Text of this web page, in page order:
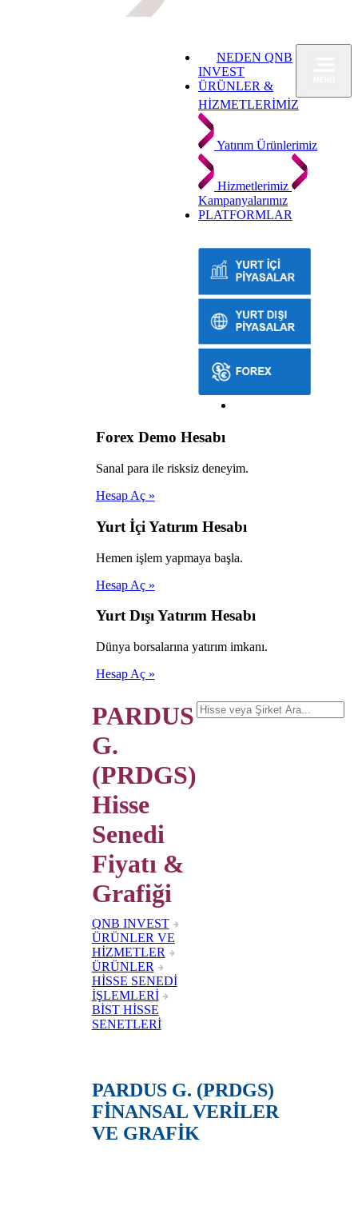
NEDEN QNB
INVEST
ÜRÜNLER &
HİZMETLERİMİZ
Yatırım Ürünlerimiz
Hizmetlerimiz
Kampanyalarımız
PLATFORMLAR
Forex Demo Hesabı
Sanal para ile risksiz deneyim.
Hesap Aç »
Yurt İçi Yatırım Hesabı
Hemen işlem yapmaya başla.
Hesap Aç »
Yurt Dışı Yatırım Hesabı
Dünya borsalarına yatırım imkanı.
Hesap Aç »
PARDUS
G.
(PRDGS)
Hisse
Senedi
Fiyatı &
Grafiği
QNB INVEST
ÜRÜNLER VE
HİZMETLER
ÜRÜNLER
HİSSE SENEDİ
İŞLEMLERİ
BİST HİSSE
SENETLERİ
PARDUS G. (PRDGS)
FİNANSAL VERİLER
VE GRAFİK